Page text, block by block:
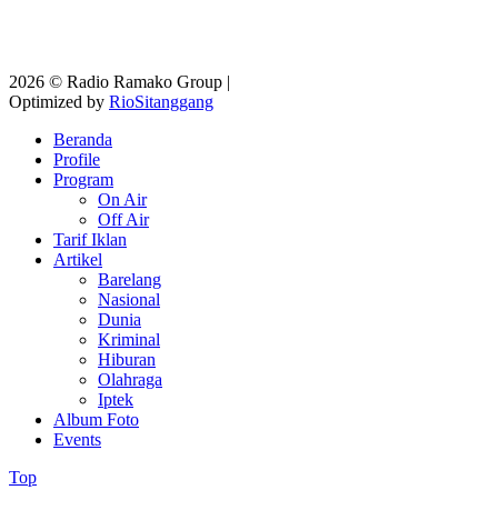
2026 © Radio Ramako Group |
Optimized by RioSitanggang
Beranda
Profile
Program
On Air
Off Air
Tarif Iklan
Artikel
Barelang
Nasional
Dunia
Kriminal
Hiburan
Olahraga
Iptek
Album Foto
Events
Top